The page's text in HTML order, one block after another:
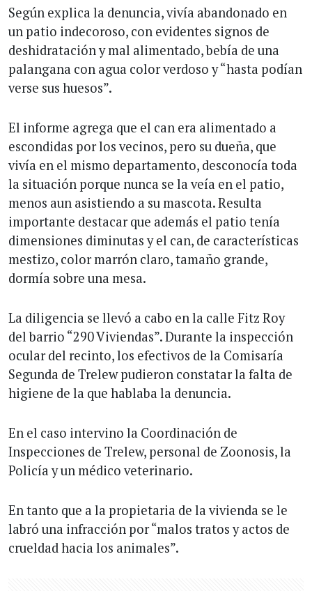
Según explica la denuncia, vivía abandonado en
un patio indecoroso, con evidentes signos de
deshidratación y mal alimentado, bebía de una
palangana con agua color verdoso y “hasta podían
verse sus huesos”.
El informe agrega que el can era alimentado a
escondidas por los vecinos, pero su dueña, que
vivía en el mismo departamento, desconocía toda
la situación porque nunca se la veía en el patio,
menos aun asistiendo a su mascota. Resulta
importante destacar que además el patio tenía
dimensiones diminutas y el can, de características
mestizo, color marrón claro, tamaño grande,
dormía sobre una mesa.
La diligencia se llevó a cabo en la calle Fitz Roy
del barrio “290 Viviendas”. Durante la inspección
ocular del recinto, los efectivos de la Comisaría
Segunda de Trelew pudieron constatar la falta de
higiene de la que hablaba la denuncia.
En el caso intervino la Coordinación de
Inspecciones de Trelew, personal de Zoonosis, la
Policía y un médico veterinario.
En tanto que a la propietaria de la vivienda se le
labró una infracción por “malos tratos y actos de
crueldad hacia los animales”.